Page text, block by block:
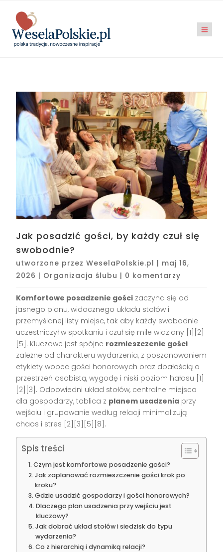
Jak posadzić gości, by każdy czuł się
swobodnie?
utworzone przezWeselaPolskie.pl | maj 16,
2026 | Organizacja ślubu | 0 komentarzy
Komfortowe posadzenie gości zaczyna się od
jasnego planu, widocznego układu stołów i
przemyślanej listy miejsc, tak aby każdy swobodnie
uczestniczył w spotkaniu i czuł się mile widziany [1][2]
[5]. Kluczowe jest spójne rozmieszczenie gości
zależne od charakteru wydarzenia, z poszanowaniem
etykiety wobec gości honorowych oraz dbałością o
przestrzeń osobistą, wygodę i niski poziom hałasu [1]
[2][3]. Odpowiedni układ stołów, centralne miejsca
dla gospodarzy, tablica z planem usadzenia przy
wejściu i grupowanie według relacji minimalizują
chaos i stres [2][3][5][8].
Spis treści
Czym jest komfortowe posadzenie gości?
Jak zaplanować rozmieszczenie gości krok po
kroku?
Gdzie usadzić gospodarzy i gości honorowych?
Dlaczego plan usadzenia przy wejściu jest
kluczowy?
Jak dobrać układ stołów i siedzisk do typu
wydarzenia?
Co z hierarchią i dynamiką relacji?